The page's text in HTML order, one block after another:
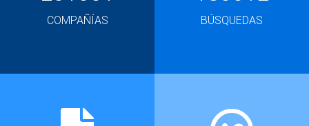
COMPAÑÍAS BÚSQUEDAS